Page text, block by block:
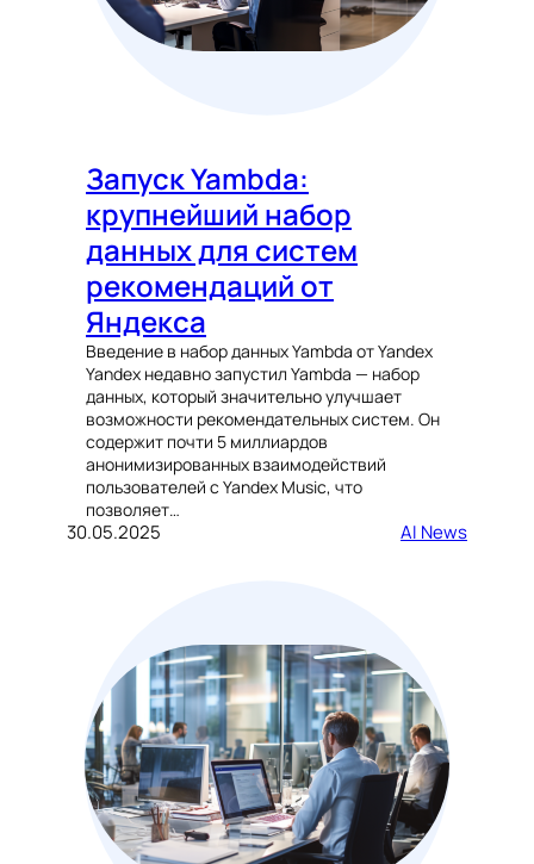
Запуск Yambda:
крупнейший набор
данных для систем
рекомендаций от
Яндекса
Введение в набор данных Yambda от Yandex
Yandex недавно запустил Yambda — набор
данных, который значительно улучшает
возможности рекомендательных систем. Он
содержит почти 5 миллиардов
анонимизированных взаимодействий
пользователей с Yandex Music, что
позволяет…
30.05.2025 AI News